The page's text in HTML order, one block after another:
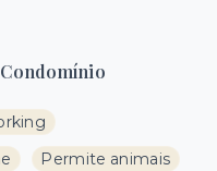
Permite animais